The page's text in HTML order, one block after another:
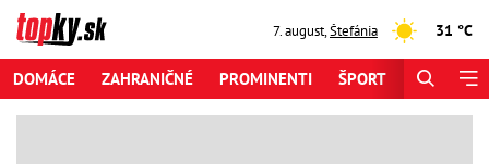
7. august,Štefánia 31 °C
DOMÁCE ZAHRANIČNÉ PROMINENTI ŠPORT